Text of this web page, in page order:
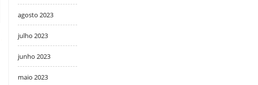
agosto 2023
julho 2023
junho 2023
maio 2023